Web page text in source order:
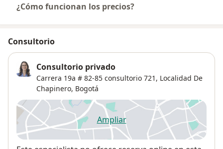
¿Cómo funcionan los precios?
Consultorio
Consultorio privado
Carrera 19a # 82-85 consultorio 721, Localidad De
Chapinero, Bogotá
Ampliarse abre en una nueva